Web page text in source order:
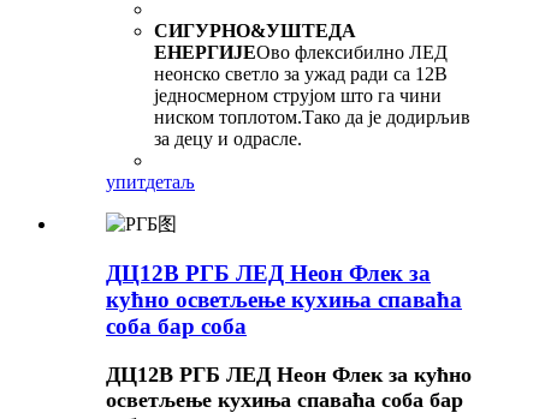
СИГУРНО&УШТЕДА
ЕНЕРГИЈЕОво флексибилно ЛЕД
неонско светло за ужад ради са 12В
једносмерном струјом што га чини
ниском топлотом.Тако да је додирљив
за децу и одрасле.
упитдетаљ
ДЦ12В РГБ ЛЕД Неон Флек за
кућно осветљење кухиња спаваћа
соба бар соба
ДЦ12В РГБ ЛЕД Неон Флек за кућно
осветљење кухиња спаваћа соба бар